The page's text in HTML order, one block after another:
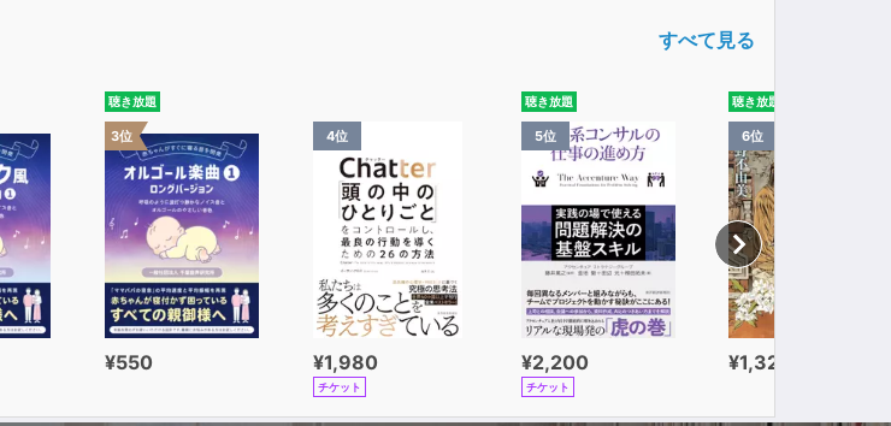
すべて見る
聴き放題
3位
¥550
4位
¥1,980
チケット
聴き放題
5位
¥2,200
チケット
聴き放題
6位
¥1,320